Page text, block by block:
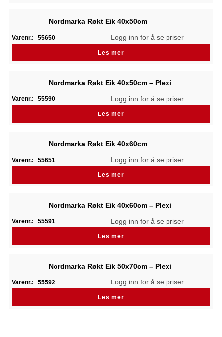
Nordmarka Røkt Eik 40x50cm
Varenr.: 55650 Logg inn for å se priser
Les mer
Nordmarka Røkt Eik 40x50cm – Plexi
Varenr.: 55590 Logg inn for å se priser
Les mer
Nordmarka Røkt Eik 40x60cm
Varenr.: 55651 Logg inn for å se priser
Les mer
Nordmarka Røkt Eik 40x60cm – Plexi
Varenr.: 55591 Logg inn for å se priser
Les mer
Nordmarka Røkt Eik 50x70cm – Plexi
Varenr.: 55592 Logg inn for å se priser
Les mer